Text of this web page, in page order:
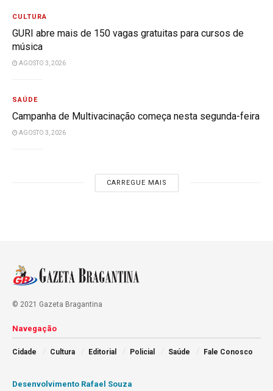
CULTURA
GURI abre mais de 150 vagas gratuitas para cursos de
música
AGOSTO 3, 2026
SAÚDE
Campanha de Multivacinação começa nesta segunda-feira
AGOSTO 3, 2026
CARREGUE MAIS
© 2021 Gazeta Bragantina
Navegação
Cidade Cultura Editorial Policial Saúde Fale Conosco
Desenvolvimento Rafael Souza